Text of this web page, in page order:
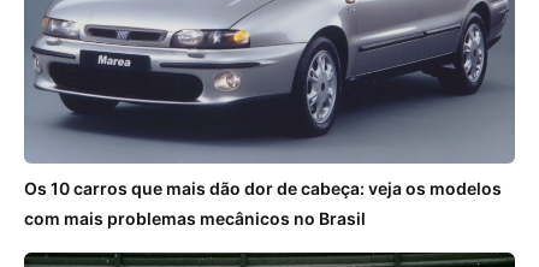
Os 10 carros que mais dão dor de cabeça: veja os modelos
com mais problemas mecânicos no Brasil